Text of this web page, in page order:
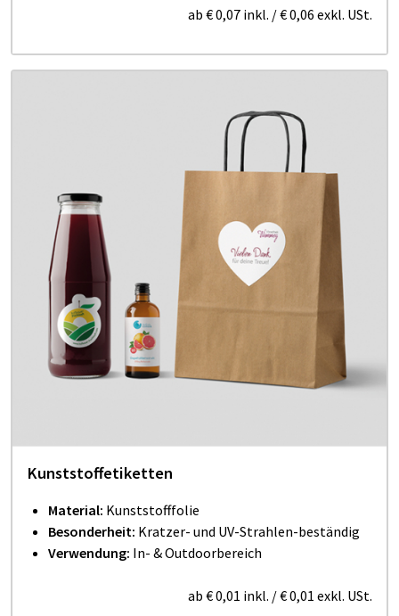
ab € 0,07 inkl. /€ 0,06 exkl. USt.
Kunststoffetiketten
Material: Kunststofffolie
Besonderheit: Kratzer- und UV-Strahlen-beständig
Verwendung: In- & Outdoorbereich
ab € 0,01 inkl. /€ 0,01 exkl. USt.